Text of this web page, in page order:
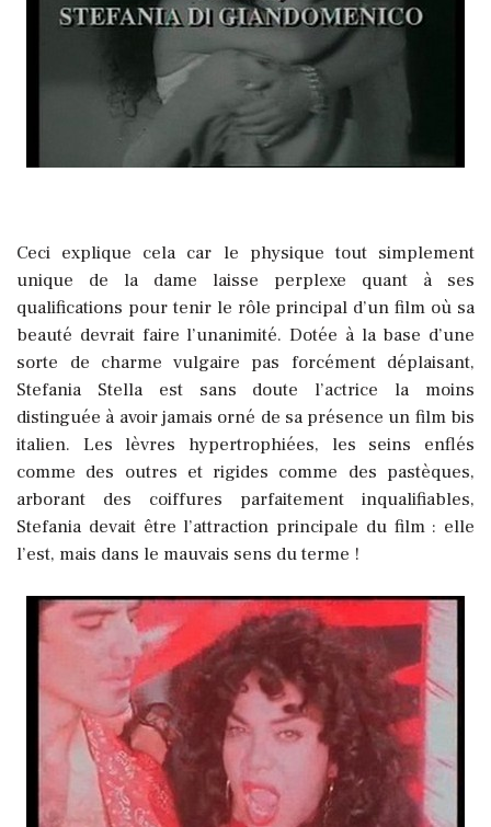
Ceci explique cela car le physique tout simplement
unique de la dame laisse perplexe quant à ses
qualifications pour tenir le rôle principal d’un film où sa
beauté devrait faire l’unanimité. Dotée à la base d’une
sorte de charme vulgaire pas forcément déplaisant,
Stefania Stella est sans doute l’actrice la moins
distinguée à avoir jamais orné de sa présence un film bis
italien. Les lèvres hypertrophiées, les seins enflés
comme des outres et rigides comme des pastèques,
arborant des coiffures parfaitement inqualifiables,
Stefania devait être l’attraction principale du film : elle
l’est, mais dans le mauvais sens du terme !